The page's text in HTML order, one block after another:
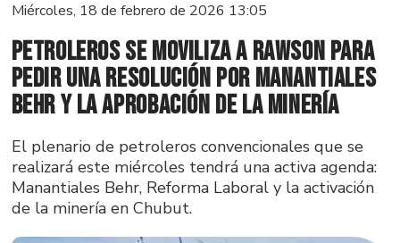
Miércoles, 18 de febrero de 2026 13:05
Petroleros se moviliza a Rawson para
pedir una resolución por Manantiales
Behr y la aprobación de la minería
El plenario de petroleros convencionales que se
realizará este miércoles tendrá una activa agenda:
Manantiales Behr, Reforma Laboral y la activación
de la minería en Chubut.